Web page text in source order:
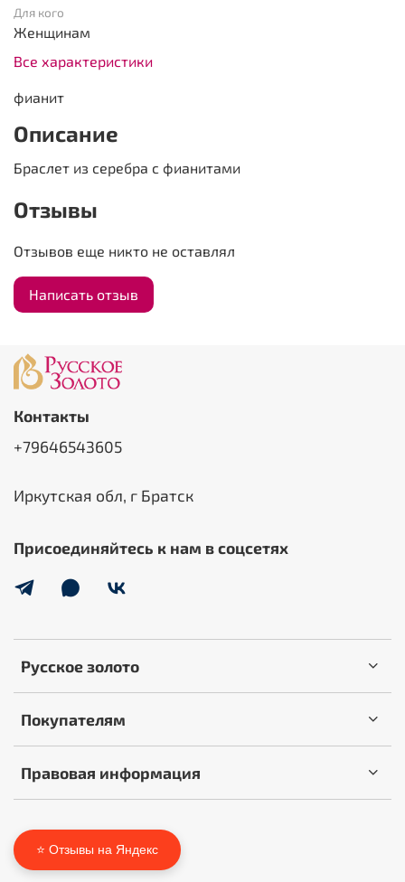
Для кого
Женщинам
Все характеристики
фианит
Описание
Браслет из серебра с фианитами
Отзывы
Отзывов еще никто не оставлял
Написать отзыв
Русское золото
Покупателям
Правовая информация
Контакты
+79646543605
Иркутская обл, г Братск
Присоединяйтесь к нам в соцсетях
⭐ Отзывы на Яндекс